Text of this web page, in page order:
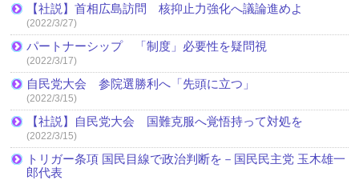
【社説】首相広島訪問 核抑止力強化へ議論進めよ
(2022/3/27)
パートナーシップ 「制度」必要性を疑問視
(2022/3/17)
自民党大会 参院選勝利へ「先頭に立つ」
(2022/3/15)
【社説】自民党大会 国難克服へ覚悟持って対処を
(2022/3/15)
トリガー条項 国民目線で政治判断を－国民民主党 玉木雄一
郎代表